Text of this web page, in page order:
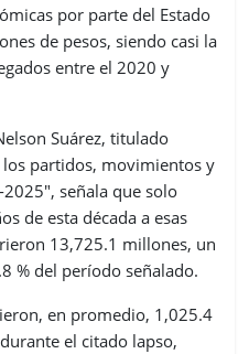
por parte del Estado
de pesos, siendo casi la
entre el 2020 y
Suárez, titulado
los partidos, movimientos y
señala que solo
de esta década a esas
13,725.1 millones, un
% del período señalado.
en promedio, 1,025.4
el citado lapso,